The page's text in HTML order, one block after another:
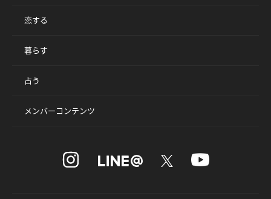
恋する
暮らす
占う
メンバーコンテンツ